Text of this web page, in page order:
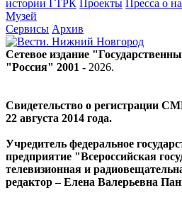
истории ГТРК Проекты Пресса о
Музей
Сервисы Архив
Сетевое издание
"Россия" 2001 - 2026.
Свидетельство о регистрации
22 августа 2014 года.
Учредитель федеральное
предприятие "Всероссийская
телевизионная и
редактор – Елена Валерьевна